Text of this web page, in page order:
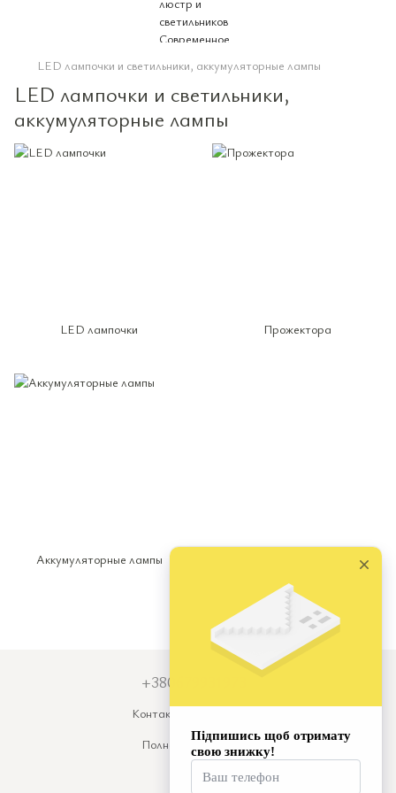
LED лампочки и светильники, аккумуляторные лампы
LED лампочки и светильники,
аккумуляторные лампы
LED лампочки Прожектора
Аккумуляторные лампы
+380679931973
Контактная информация
Полная версия сайта
© 2026